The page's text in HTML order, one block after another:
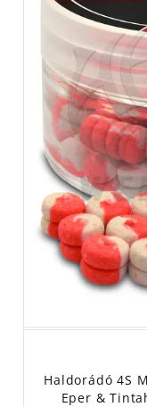
Haldorádó 4S
Eper &